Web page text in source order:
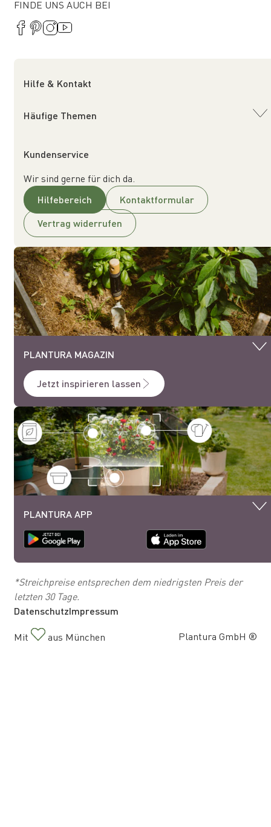
FINDE UNS AUCH BEI
Hilfe & Kontakt
Häufige Themen
Kundenservice
Wir sind gerne für dich da.
Hilfebereich
Kontaktformular
Vertrag widerrufen
PLANTURA MAGAZIN
Jetzt inspirieren lassen
PLANTURA APP
*Streichpreise entsprechen dem niedrigsten Preis der
letzten 30 Tage.
Plantura GmbH ®
Mit aus München
DatenschutzImpressum